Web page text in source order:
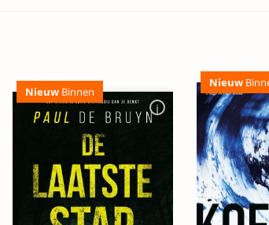
Nieuw Binnen
Nieuw